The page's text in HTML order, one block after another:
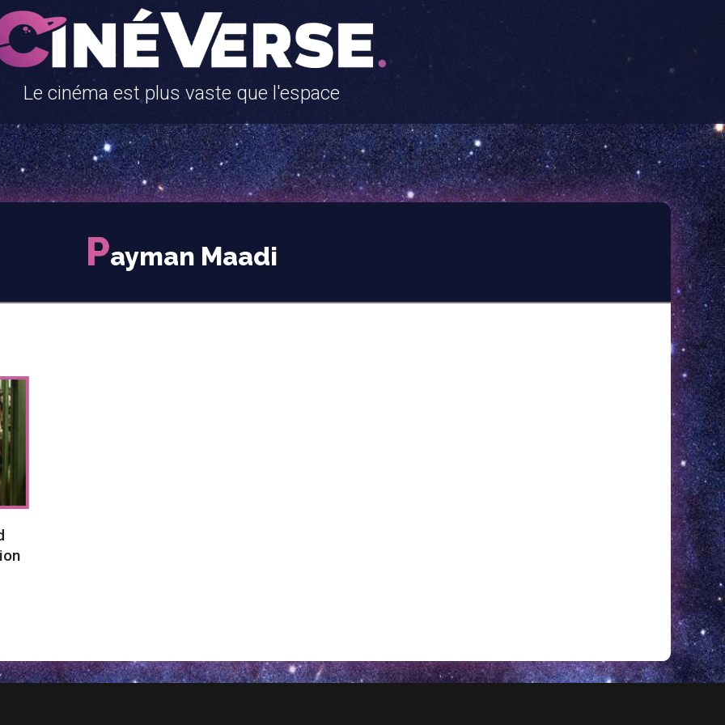
Le cinéma est plus vaste que l'espace
Payman Maadi